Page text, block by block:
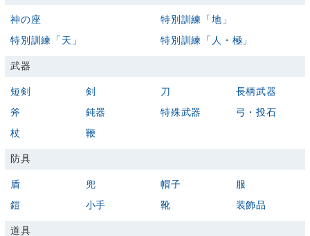
神の座
特別訓練「地」
特別訓練「天」
特別訓練「人・極」
武器
短剣 剣 刀
長柄武器
斧
鈍器 特殊武器
弓・投石
杖
鞭
防具
盾 兜 帽子
服
鎧
小手 靴 装飾品
道具